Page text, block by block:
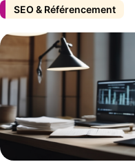
SEO & Référencement